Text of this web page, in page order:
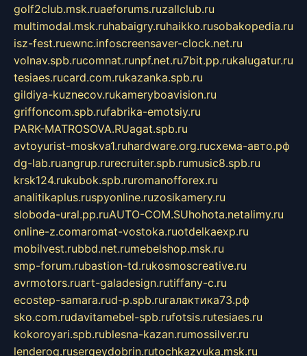
golf2club.msk.ruaeforums.ruzallclub.ru
multimodal.msk.ruhabaigry.ruhaikko.rusobakopedia.ru
isz-fest.ruewnc.infoscreensaver-clock.net.ru
volnav.spb.rucomnat.runpf.net.ru7bit.pp.rukalugatur.ru
tesiaes.rucard.com.rukazanka.spb.ru
gildiya-kuznecov.rukameryboavision.ru
griffoncom.spb.rufabrika-emotsiy.ru
PARK-MATROSOVA.RUagat.spb.ru
avtoyurist-moskva1.ruhardware.org.ruсхема-авто.рф
dg-lab.ruangrup.rurecruiter.spb.rumusic8.spb.ru
krsk124.rukubok.spb.ruromanofforex.ru
analitikaplus.ruspyonline.ruzosikamery.ru
sloboda-ural.pp.ruAUTO-COM.SUhohota.netalimy.ru
online-z.comaromat-vostoka.ruotdelkaexp.ru
mobilvest.rubbd.net.rumebelshop.msk.ru
smp-forum.rubastion-td.rukosmoscreative.ru
avrmotors.ruart-galadesign.rutiffany-c.ru
ecostep-samara.rud-p.spb.ruгалактика73.рф
sko.com.rudavitamebel-spb.rufotsis.rutesiaes.ru
kokoroyari.spb.rublesna-kazan.rumossilver.ru
lenderoq.rusergeydobrin.rutochkazvuka.msk.ru